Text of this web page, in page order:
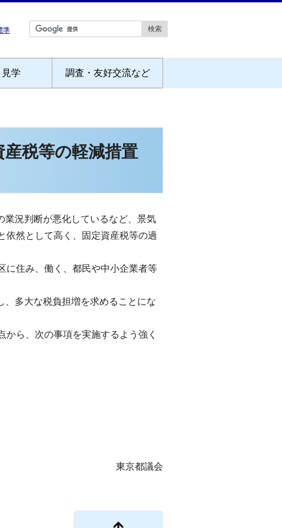
準
学 調査・友好交流など
税等の軽減措置
況判断が悪化しているなど、景気
依然として高く、固定資産税等の過
住み、働く、都民や中小企業者等
多大な税負担増を求めることにな
ら、次の事項を実施するよう強く
東京都議会